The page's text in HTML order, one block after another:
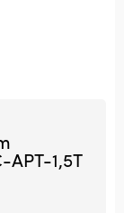
APT-1,5T